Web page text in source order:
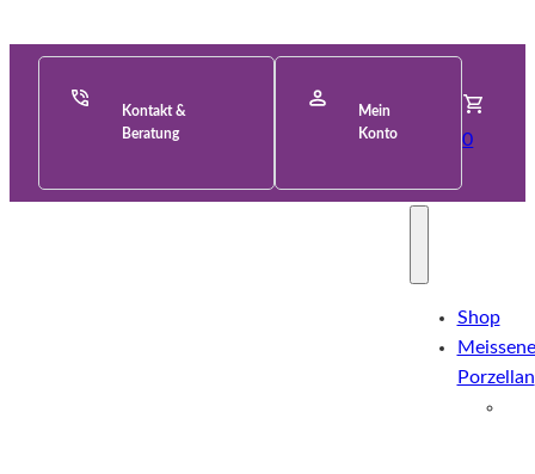
Kontakt &
Beratung
Mein
Konto
0
Shop
Porzellan